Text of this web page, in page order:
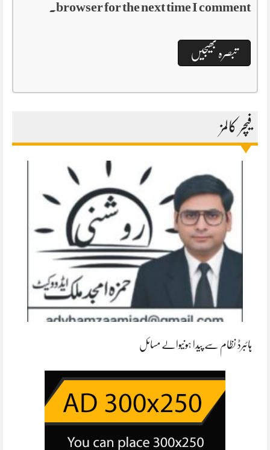
browser for the next time I comment.
فیچر کالمز
ہائبرڈ نظام سے پیدا ہونیوالے مسائل